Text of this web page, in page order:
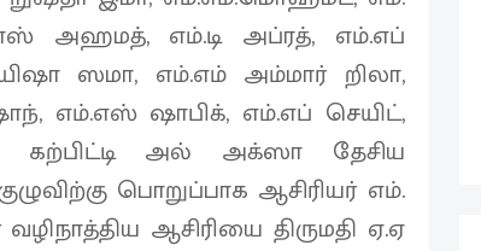
அஹமத், எம்.டி அப்ரத், எம்.எப்
ஸமா, எம்.எம் அம்மார் றிலா,
எம்.எஸ் ஷாபிக், எம்.எப் செயிட்,
அல் அக்ஸா தேசிய
பொறுப்பாக ஆசிரியர் எம்.
ஆசிரியை திருமதி ஏ.ஏ